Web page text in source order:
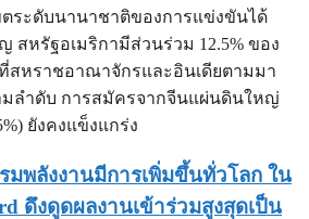
ระดับนานาชาติของการแข่งขันได้
สหรัฐอเมริกามีส่วนร่วม 12.5% ของ
สหราชอาณาจักรและอินเดียตามมา
ามลำดับ การสมัครจากจีนแผ่นดินใหญ่
ยังคงแข็งแกร่ง
มพลังงานมีการเพิ่มขึ้นทั่วโลก ใน
ดึงดูดผลงานเข้าร่วมสูงสุดเป็น